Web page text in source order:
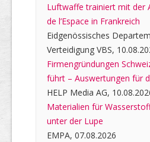
Luftwaffe trainiert mit der
de l’Espace in Frankreich
Eidgenössisches
Verteidigung VBS,
Firmengründungen
führt – Auswertungen für
HELP Media AG,
Materialien für
unter der Lupe
EMPA, 07.08.2026